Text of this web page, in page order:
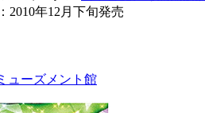
2010年12月下旬発売
ューズメント館